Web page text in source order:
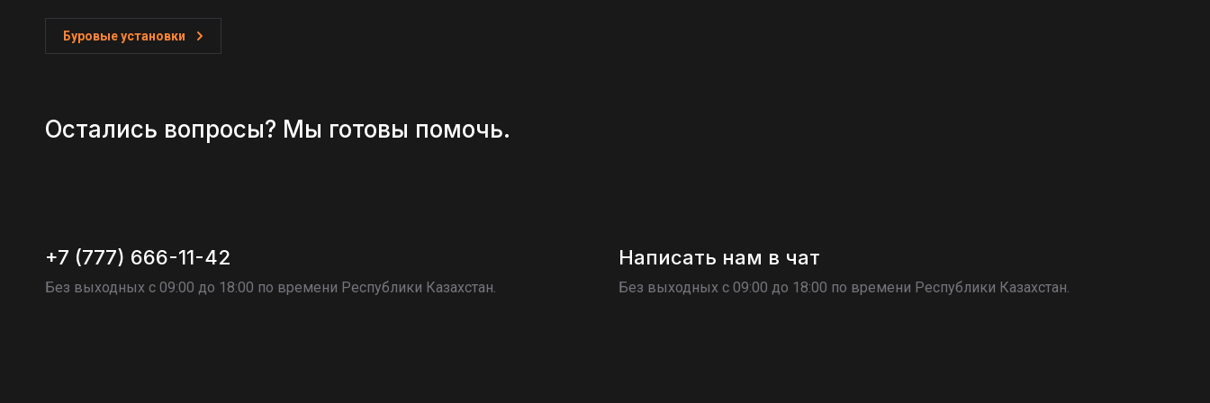
Буровые установки
Остались вопросы? Мы готовы помочь.
+7 (777) 666-11-42
Без выходных c 09:00 до 18:00 по времени Республики Казахстан.
Написать нам в чат
Без выходных c 09:00 до 18:00 по времени Республики Казахстан.